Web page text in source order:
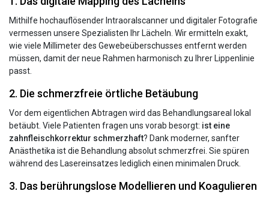
Mithilfe hochauflösender Intraoralscanner und digitaler Fotografie
vermessen unsere Spezialisten Ihr Lächeln. Wir ermitteln exakt,
wie viele Millimeter des Gewebeüberschusses entfernt werden
müssen, damit der neue Rahmen harmonisch zu Ihrer Lippenlinie
passt.
2. Die schmerzfreie örtliche Betäubung
Vor dem eigentlichen Abtragen wird das Behandlungsareal lokal
betäubt. Viele Patienten fragen uns vorab besorgt: ist eine
zahnfleischkorrektur schmerzhaft? Dank moderner, sanfter
Anästhetika ist die Behandlung absolut schmerzfrei. Sie spüren
während des Lasereinsatzes lediglich einen minimalen Druck.
3. Das berührungslose Modellieren und Koagulieren